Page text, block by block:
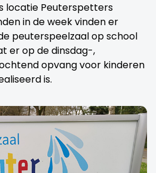
locatie Peuterspetters
in de week vinden er
peuterspeelzaal op school
er op de dinsdag-,
opvang voor kinderen
is.